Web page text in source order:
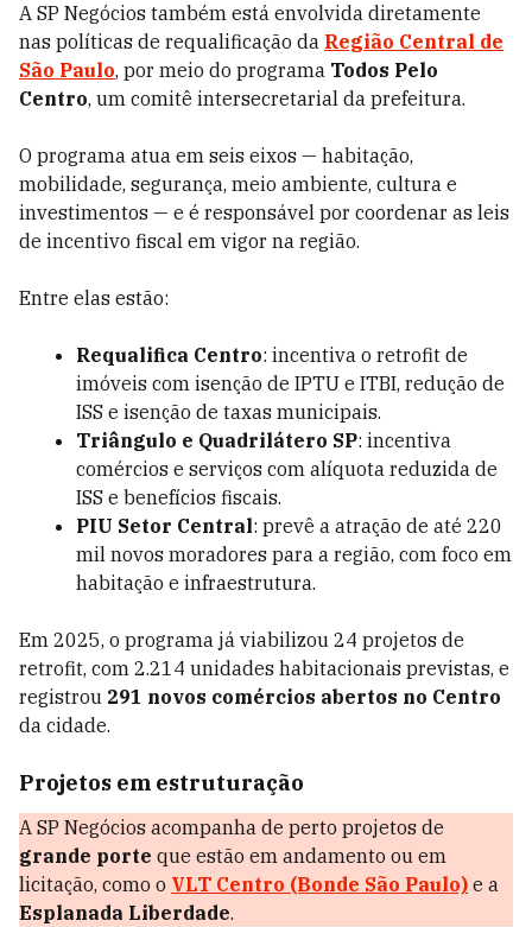
A SP Negócios também está envolvida diretamente
nas políticas de requalificação da Região Central de
São Paulo, por meio do programa Todos Pelo
Centro, um comitê intersecretarial da prefeitura.
O programa atua em seis eixos — habitação,
mobilidade, segurança, meio ambiente, cultura e
investimentos — e é responsável por coordenar as leis
de incentivo fiscal em vigor na região.
Entre elas estão:
Requalifica Centro: incentiva o retrofit de
imóveis com isenção de IPTU e ITBI, redução de
ISS e isenção de taxas municipais.
Triângulo e Quadrilátero SP: incentiva
comércios e serviços com alíquota reduzida de
ISS e benefícios fiscais.
PIU Setor Central: prevê a atração de até 220
mil novos moradores para a região, com foco em
habitação e infraestrutura.
Em 2025, o programa já viabilizou 24 projetos de
retrofit, com 2.214 unidades habitacionais previstas, e
registrou 291 novos comércios abertos no Centro
da cidade.
Projetos em estruturação
A SP Negócios acompanha de perto projetos de
grande porte que estão em andamento ou em
licitação, como o VLT Centro (Bonde São Paulo) e a
Esplanada Liberdade.